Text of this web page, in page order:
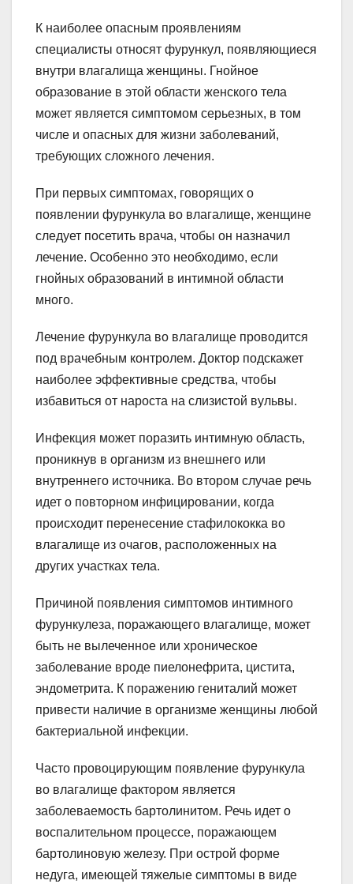
К наиболее опасным проявлениям
специалисты относят фурункул, появляющиеся
внутри влагалища женщины. Гнойное
образование в этой области женского тела
может является симптомом серьезных, в том
числе и опасных для жизни заболеваний,
требующих сложного лечения.
При первых симптомах, говорящих о
появлении фурункула во влагалище, женщине
следует посетить врача, чтобы он назначил
лечение. Особенно это необходимо, если
гнойных образований в интимной области
много.
Лечение фурункула во влагалище проводится
под врачебным контролем. Доктор подскажет
наиболее эффективные средства, чтобы
избавиться от нароста на слизистой вульвы.
Инфекция может поразить интимную область,
проникнув в организм из внешнего или
внутреннего источника. Во втором случае речь
идет о повторном инфицировании, когда
происходит перенесение стафилококка во
влагалище из очагов, расположенных на
других участках тела.
Причиной появления симптомов интимного
фурункулеза, поражающего влагалище, может
быть не вылеченное или хроническое
заболевание вроде пиелонефрита, цистита,
эндометрита. К поражению гениталий может
привести наличие в организме женщины любой
бактериальной инфекции.
Часто провоцирующим появление фурункула
во влагалище фактором является
заболеваемость бартолинитом. Речь идет о
воспалительном процессе, поражающем
бартолиновую железу. При острой форме
недуга, имеющей тяжелые симптомы в виде